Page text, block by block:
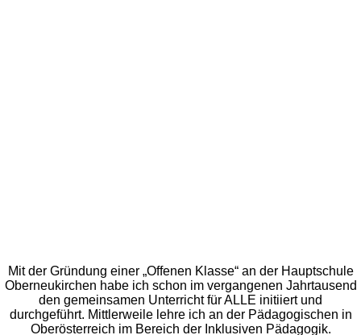
Mit der Gründung einer „Offenen Klasse“ an der Hauptschule
Oberneukirchen habe ich schon im vergangenen Jahrtausend
den gemeinsamen Unterricht für ALLE initiiert und
durchgeführt. Mittlerweile lehre ich an der Pädagogischen in
Oberösterreich im Bereich der Inklusiven Pädagogik.